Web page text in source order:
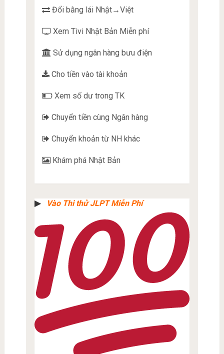
Đổi bằng lái Nhật→Việt
Xem Tivi Nhật Bản Miễn phí
Sử dụng ngân hàng bưu điện
Cho tiền vào tài khoản
Xem số dư trong TK
Chuyển tiền cùng Ngân hàng
Chuyển khoản từ NH khác
Khám phá Nhật Bản
▶︎ Vào Thi thử JLPT Miễn Phí